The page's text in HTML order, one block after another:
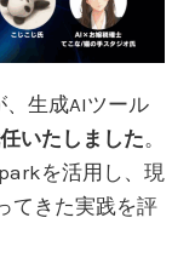
生成AIツール
いたしました。
を活用し、現
てきた実践を評